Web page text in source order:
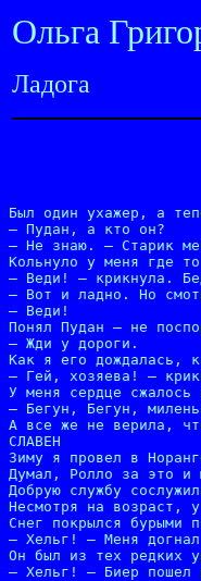
Ольга
Ладога
Был один ухажер, а
– Пудан, а кто он?
– Не знаю. – Старик
Кольнуло у меня где
– Веди! – крикнула.
– Вот и ладно. Но
– Веди!
Понял Пудан – не
– Жди у дороги.
Как я его дождалась,
– Гей, хозяева! –
У меня сердце
– Бегун, Бегун,
А все же не верила,
СЛАВЕН
Зиму я провел в
Думал, Ролло за это и
Добрую службу
Несмотря на возраст,
Снег покрылся бурыми
– Хельг! – Меня
Он был из тех редких
– Хельг! – Биер пошел